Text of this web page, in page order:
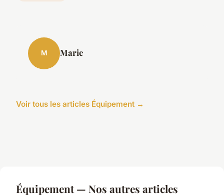
M Marie
Voir tous les articles Équipement →
Équipement — Nos autres articles